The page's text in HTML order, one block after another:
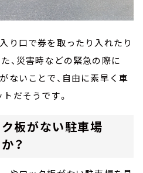
り口で券を取ったり入れたり
、災害時などの緊急の際に
ないことで、自由に素早く車
だそうです。
板がない駐車場
？